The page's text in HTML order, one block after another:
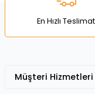
Bu ürüne benzer
En Hızlı Teslimat
Müşteri Hizmetleri